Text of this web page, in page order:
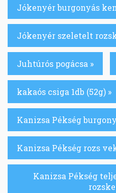
Jókenyér burgonyás
Jókenyér szeletelt
Juhtúrós pogácsa »
kakaós csiga 1db (52g) »
Kanizsa Pékség
Kanizsa Pékség rozs
Kanizsa Pékség